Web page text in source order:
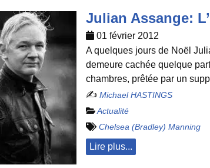
Julian Assange:
01 février 2012
A quelques jours de Noël
demeure cachée quelque
chambres, prêtée par un
✍️ Michael HASTINGS
Actualité
Chelsea (Bradley) Manning
Lire plus...